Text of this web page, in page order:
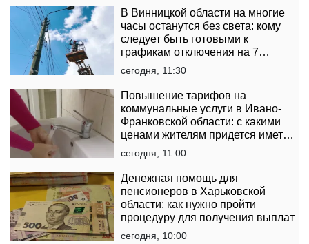
В Винницкой области на многие
часы останутся без света: кому
следует быть готовыми к
графикам отключения на 7
сегодня, 11:30
Повышение тарифов на
коммунальные услуги в Ивано-
Франковской области: с какими
ценами жителям придется иметь
сегодня, 11:00
Денежная помощь для
пенсионеров в Харьковской
области: как нужно пройти
процедуру для получения выплат
сегодня, 10:00